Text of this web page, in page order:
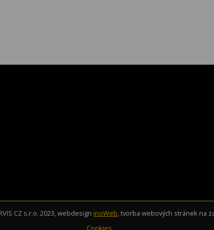
CZ s.r.o. 2023, webdesign inoWeb, tvorba webových stránek na
Cookies